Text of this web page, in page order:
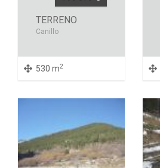
TERRENO
Canillo
530 m2